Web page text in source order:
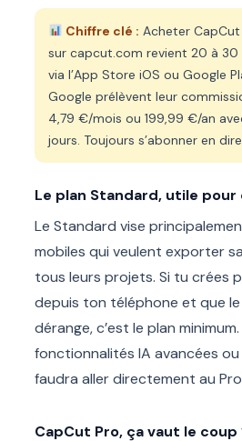
Chiffre clé : Acheter
sur capcut.com revient 20 à 30
via l’App Store iOS ou Google
Google prélèvent leur
4,79 €/mois ou 199,99 €/an
jours. Toujours s’abonner en
Le plan Standard, utile pour
Le Standard vise
mobiles qui veulent exporter
tous leurs projets. Si tu crées
depuis ton téléphone et que
dérange, c’est le plan
fonctionnalités IA avancées ou
faudra aller directement au
CapCut Pro, ça vaut le coup